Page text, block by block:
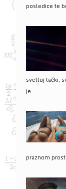
posledice te
svetloj tački,
je ...
praznom